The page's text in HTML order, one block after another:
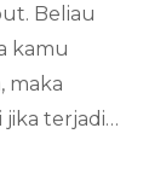
Beliau
kamu
maka
jika terjadi…